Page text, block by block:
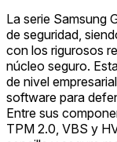
La serie Samsung
de seguridad,
con los rigurosos
núcleo seguro.
de nivel
software para
Entre sus
TPM 2.0, VBS y